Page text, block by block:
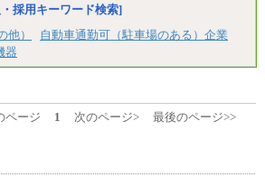
間中の給与に変更はありません。
採用キーワード検索]
他）
自動車通勤可（駐車場のある）企業
器
ページ 1 次のページ> 最後のページ>>